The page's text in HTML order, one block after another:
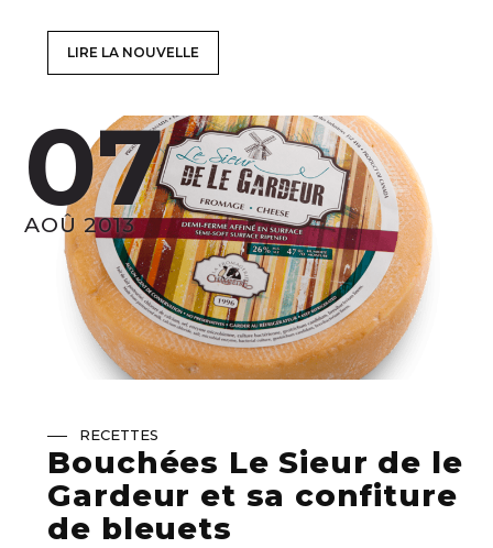
LIRE LA NOUVELLE
07
AOÛ 2013
RECETTES
Bouchées Le Sieur de le
Gardeur et sa confiture
de bleuets